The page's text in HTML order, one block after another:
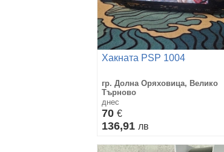
Хакната PSP 1004
гр. Долна Оряховица, Велико
Търново
днес
70 €
136,91 лв